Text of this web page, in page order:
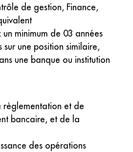
de gestion, Finance,
minimum de 03 années
sur une position similaire,
une banque ou institution
et de
bancaire, et de la
des opérations